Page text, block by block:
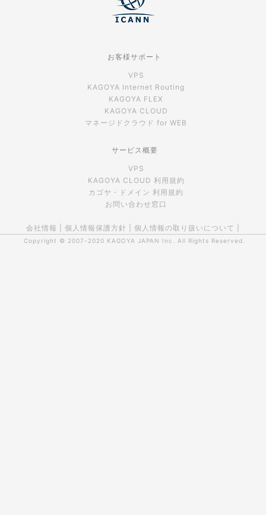
お客様サポート
VPS
KAGOYA Internet Routing
KAGOYA FLEX
KAGOYA CLOUD
マネージドクラウド for WEB
サービス概要
VPS
KAGOYA CLOUD 利用規約
カゴヤ・ドメイン 利用規約
お問い合わせ窓口
会社情報 個人情報保護方針 個人情報の取り扱いについて
Copyright © 2007-2020 KAGOYA JAPAN Inc. All Rights Reserved.